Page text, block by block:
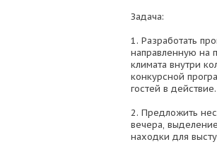
Задача:
1. Разработать
направленную на
климата внутри
конкурсной
гостей в действие.
2. Предложить
вечера,
находки для